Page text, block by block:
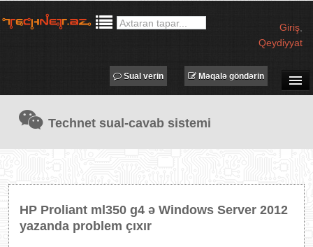
Giriş
Qeydiyyat
TECHNET TV
MƏQALƏLƏR
PROQRAMLAR
Məqalə göndərin
Sual verin
Technet sual-cavab sistemi
HP Proliant ml350 g4 ə Windows Server 2012
yazanda problem çıxır